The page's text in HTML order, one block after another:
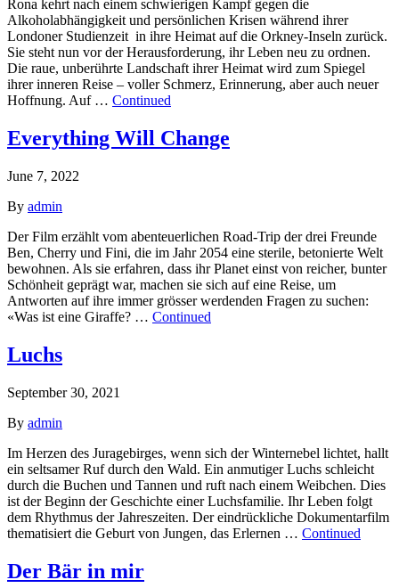
Rona kehrt nach einem schwierigen Kampf gegen die
Alkoholabhängigkeit und persönlichen Krisen während ihrer
Londoner Studienzeit in ihre Heimat auf die Orkney-Inseln zurück.
Sie steht nun vor der Herausforderung, ihr Leben neu zu ordnen.
Die raue, unberührte Landschaft ihrer Heimat wird zum Spiegel
ihrer inneren Reise – voller Schmerz, Erinnerung, aber auch neuer
Hoffnung. Auf … Continued
Everything Will Change
June 7, 2022
By admin
Der Film erzählt vom abenteuerlichen Road-Trip der drei Freunde
Ben, Cherry und Fini, die im Jahr 2054 eine sterile, betonierte Welt
bewohnen. Als sie erfahren, dass ihr Planet einst von reicher, bunter
Schönheit geprägt war, machen sie sich auf eine Reise, um
Antworten auf ihre immer grösser werdenden Fragen zu suchen:
«Was ist eine Giraffe? … Continued
Luchs
September 30, 2021
By admin
Im Herzen des Juragebirges, wenn sich der Winternebel lichtet, hallt
ein seltsamer Ruf durch den Wald. Ein anmutiger Luchs schleicht
durch die Buchen und Tannen und ruft nach einem Weibchen. Dies
ist der Beginn der Geschichte einer Luchsfamilie. Ihr Leben folgt
dem Rhythmus der Jahreszeiten. Der eindrückliche Dokumentarfilm
thematisiert die Geburt von Jungen, das Erlernen … Continued
Der Bär in mir